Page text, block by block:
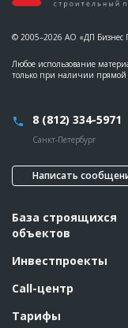
© 2005–2026 АО «ДП Бизнес
Любое использование
только при наличии прямой
8 (812) 334-5971
Санкт-Петербург
Написать
База строящихся
объектов
Инвестпроекты
Call-центр
Тарифы